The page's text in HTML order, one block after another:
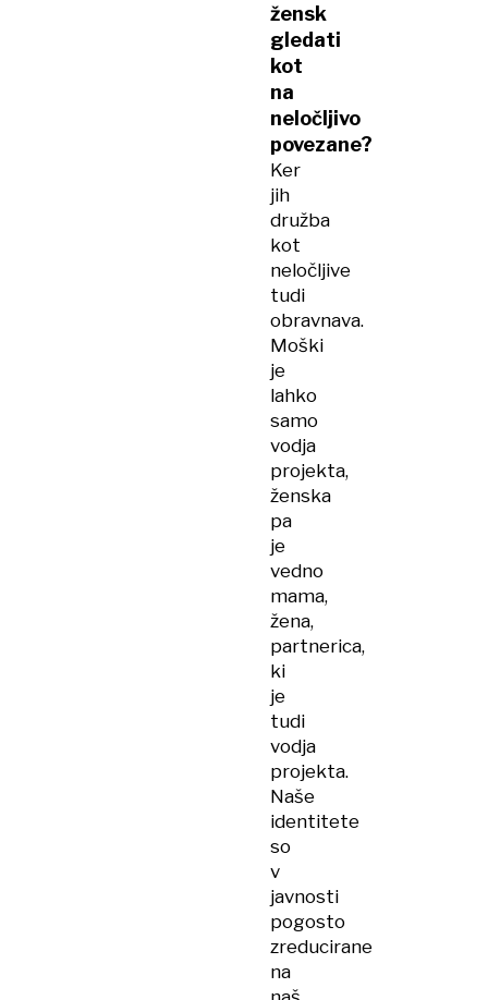
žensk
gledati
kot
na
neločljivo
povezane?
Ker
jih
družba
kot
neločljive
tudi
obravnava.
Moški
je
lahko
samo
vodja
projekta,
ženska
pa
je
vedno
mama,
žena,
partnerica,
ki
je
tudi
vodja
projekta.
Naše
identitete
so
v
javnosti
pogosto
zreducirane
na